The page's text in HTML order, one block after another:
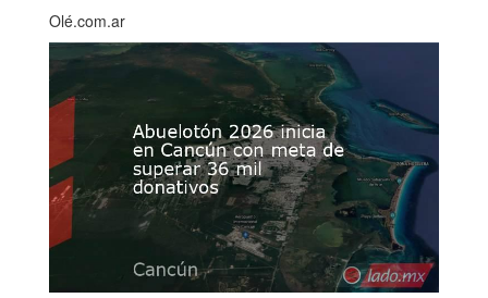
Olé.com.ar